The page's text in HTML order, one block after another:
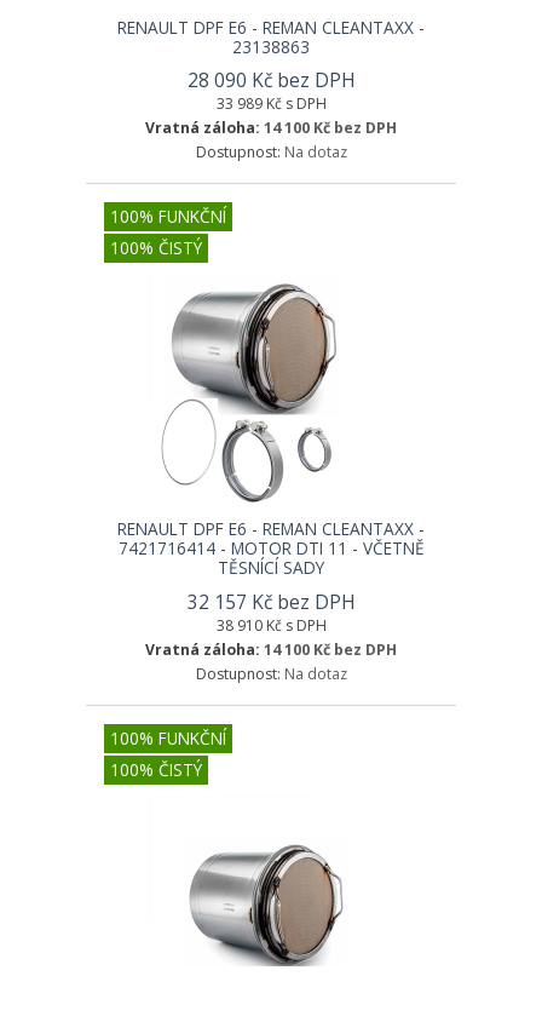
RENAULT DPF E6 - REMAN CLEANTAXX -
23138863
28 090 Kč bez DPH
33 989 Kč s DPH
Vratná záloha: 14 100 Kč bez DPH
Dostupnost: Na dotaz
100% FUNKČNÍ
100% ČISTÝ
RENAULT DPF E6 - REMAN CLEANTAXX -
7421716414 - MOTOR DTI 11 - VČETNĚ
TĚSNÍCÍ SADY
32 157 Kč bez DPH
38 910 Kč s DPH
Vratná záloha: 14 100 Kč bez DPH
Dostupnost: Na dotaz
100% FUNKČNÍ
100% ČISTÝ